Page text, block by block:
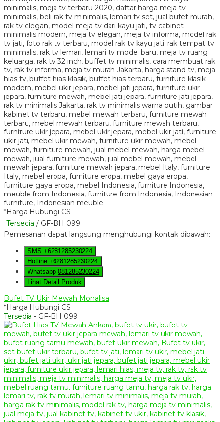
*Harga Hubungi CS
Tersedia / GF-BH 099
Pemesanan dapat langsung menghubungi kontak dibawah:
SMS +6281285230224
Hotline +6281285230224
Whatsapp 081285230224
Lihat Detail Produk
Bufet TV Ukir Mewah Monalisa
*Harga Hubungi CS
Tersedia - GF-BH 099